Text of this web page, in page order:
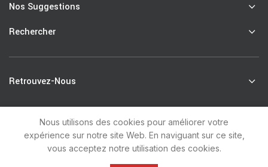
Nos Suggestions
Rechercher
Retrouvez-Nous
Champion Gourmet 2021 by unsoft
Nous utilisons des cookies pour améliorer votre
expérience sur notre site Web. En naviguant sur ce site,
vous acceptez notre utilisation des cookies.